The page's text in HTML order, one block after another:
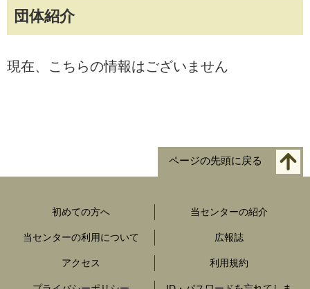
団体紹介
現在、こちらの情報はございません
ページの先頭に戻る
初めての方へ 当センターの紹介
当センターの利用について 広報誌
アクセス 利用規約